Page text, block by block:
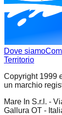
Dove siamo
Territorio
Copyright 1999
un marchio
Mare In S.r.l. -
Gallura OT -